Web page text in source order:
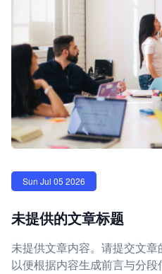
Sun Jul 05 2026
未提供的文章标题
未提供文章内容。请提交文章
以便根据内容生成前言与分段